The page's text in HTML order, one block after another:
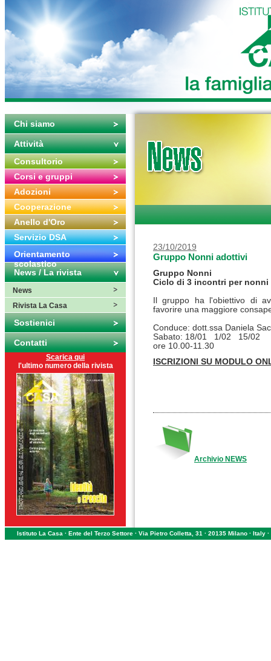
Chi siamo
Attività
Consultorio
Corsi e gruppi
Adozioni
Cooperazione
Anello d'Oro
Servizio DSA
Orientamento
scolastico
News / La rivista
News
Rivista La Casa
Sostienici
Contatti
Scarica qui
l'ultimo numero della rivista
23/10/2019
Gruppo Nonni adottivi
Gruppo Nonni
Ciclo di 3 incontri per
Il gruppo ha l'obiettivo di
favorire una maggiore
Conduce: dott.ssa Daniela
Sabato: 18/01 1/02 15/02
ore 10.00-11.30
ISCRIZIONI SU MODULO
Archivio NEWS
Istituto La Casa · Ente del Terzo Settore · Via Pietro Colletta, 31 · 20135 Milano · Italy